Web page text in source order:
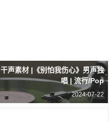
干声素材 |《别怕我伤心》男声独
唱 | 流行/Pop
2024-07-22